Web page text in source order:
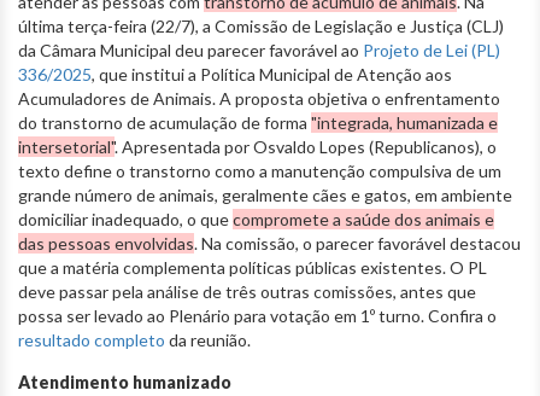
última terça-feira (22/7), a Comissão de Legislação e Justiça (CLJ)
da Câmara Municipal deu parecer favorável ao Projeto de Lei (PL)
336/2025, que institui a Política Municipal de Atenção aos
Acumuladores de Animais. A proposta objetiva o enfrentamento
do transtorno de acumulação de forma "integrada, humanizada e
intersetorial". Apresentada por Osvaldo Lopes (Republicanos), o
texto define o transtorno como a manutenção compulsiva de um
grande número de animais, geralmente cães e gatos, em ambiente
domiciliar inadequado, o quecompromete a saúde dos animais e
das pessoas envolvidas. Na comissão, o parecer favorável destacou
que a matéria complementa políticas públicas existentes. O PL
deve passar pela análise de três outras comissões, antes que
possa ser levado ao Plenário para votação em 1º turno. Confira o
resultado completo da reunião.
Atendimento humanizado